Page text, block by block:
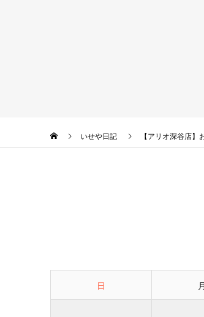
いせや日記 【アリオ深谷店
日 月